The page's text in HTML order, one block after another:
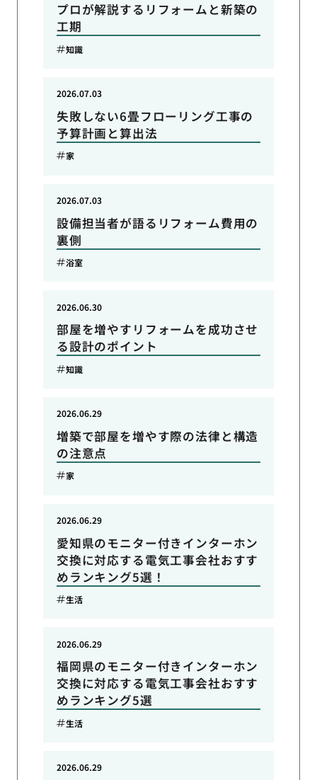
プロが解説するリフォームと新築の
工期
知識
失敗しない6畳フローリング工事の
予算計画と算出法
2026.07.03
家
設備担当者が語るリフォーム費用の
裏側
2026.07.03
浴室
部屋を増やすリフォームを成功させ
る設計のポイント
2026.06.30
知識
増築で部屋を増やす際の法律と構造
の注意点
2026.06.29
家
愛知県のモニター付きインターホン
交換に対応する電気工事会社おすす
めランキング5選！
2026.06.29
生活
福岡県のモニター付きインターホン
交換に対応する電気工事会社おすす
めランキング5選
2026.06.29
生活
2026.06.29